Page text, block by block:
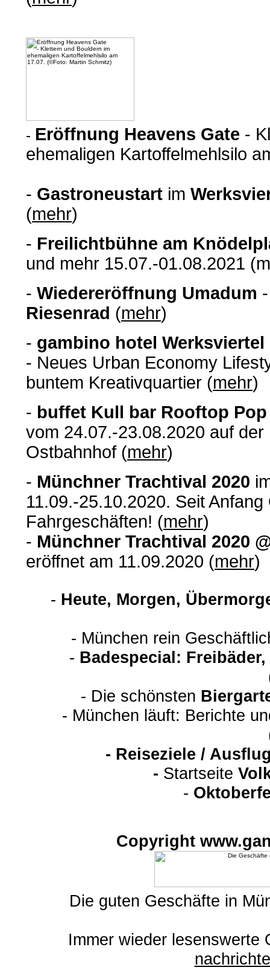
- Eröffnung Heavens Gate -
ehemaligen Kartoffelmehlsilo
- Gastroneustart im
(mehr)
- Freilichtbühne am
und mehr 15.07.-01.08.2021
- Wiedereröffnung Umadum
Riesenrad (mehr)
- gambino hotel Werksviertel
- Neues Urban Economy
buntem Kreativquartier (mehr)
- buffet Kull bar Rooftop Pop
vom 24.07.-23.08.2020 auf
Ostbahnhof (mehr)
- Münchner Trachtival 2020
11.09.-25.10.2020. Seit
Fahrgeschäften! (mehr)
- Münchner Trachtival 2020
eröffnet am 11.09.2020 (mehr)
- Heute, Morgen,
- München rein
- Badespecial:
- Die schönsten
- München läuft: Berichte
- Reiseziele /
- Startseite
-
Copyright
Die guten Geschäfte in
Immer wieder lesenswerte